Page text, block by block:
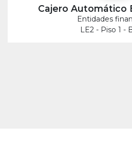
Cajero Automático
Entidades
LE2 - Piso 1 -